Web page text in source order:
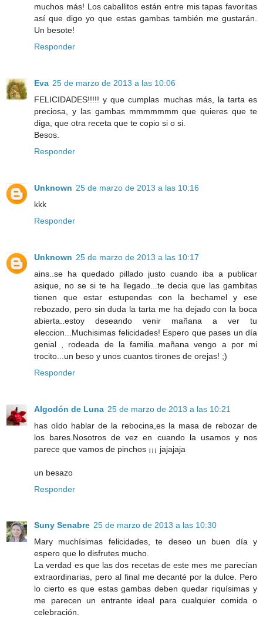
muchos más! Los caballitos están entre mis tapas favoritas
así que digo yo que estas gambas también me gustarán.
Un besote!
Responder
Eva 25 de marzo de 2013 a las 10:06
FELICIDADES!!!!! y que cumplas muchas más, la tarta es
preciosa, y las gambas mmmmmmm que quieres que te
diga, que otra receta que te copio si o si.
Besos.
Responder
Unknown 25 de marzo de 2013 a las 10:16
kkk
Responder
Unknown 25 de marzo de 2013 a las 10:17
ains..se ha quedado pillado justo cuando iba a publicar
asique, no se si te ha llegado...te decia que las gambitas
tienen que estar estupendas con la bechamel y ese
rebozado, pero sin duda la tarta me ha dejado con la boca
abierta..estoy deseando venir mañana a ver tu
eleccion...Muchisimas felicidades! Espero que pases un día
genial , rodeada de la familia..mañana vengo a por mi
trocito...un beso y unos cuantos tirones de orejas! ;)
Responder
Algodón de Luna 25 de marzo de 2013 a las 10:21
has oído hablar de la rebocina,es la masa de rebozar de
los bares.Nosotros de vez en cuando la usamos y nos
parece que vamos de pinchos ¡¡¡ jajajaja
un besazo
Responder
Suny Senabre 25 de marzo de 2013 a las 10:30
Mary muchísimas felicidades, te deseo un buen día y
espero que lo disfrutes mucho.
La verdad es que las dos recetas de este mes me parecían
extraordinarias, pero al final me decanté por la dulce. Pero
lo cierto es que estas gambas deben quedar riquísimas y
me parecen un entrante ideal para cualquier comida o
celebración.